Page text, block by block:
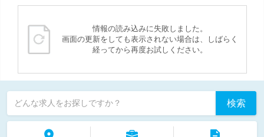
情報の読み込みに失敗しました。
画面の更新をしても表示されない場合は、しばらく
経ってから再度お試しください。
どんな求人をお探しですか？ 検索